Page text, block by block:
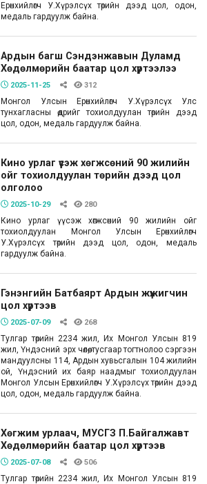
Ерөнхийлөгч У.Хүрэлсүх төрийн дээд цол, одон,
медаль гардуулж байна.
Ардын багш Сэндэнжавын Дуламд
Хөдөлмөрийн баатар цол хүртээлээ
2025-11-25 312
Монгол Улсын Ерөнхийлөгч У.Хүрэлсүх Улс
тунхагласны өдрийг тохиолдуулан төрийн дээд
цол, одон, медаль гардуулж байна.
Кино урлаг үүсэж хөгжсөний 90 жилийн
ойг тохиолдуулан төрийн дээд цол
олголоо
2025-10-29 280
Кино урлаг үүсэж хөгжсөний 90 жилийн ойг
тохиолдуулан Монгол Улсын Ерөнхийлөгч
У.Хүрэлсүх төрийн дээд цол, одон, медаль
гардуулж байна.
Гэнэнгийн Батбаярт Ардын жүжигчин
цол хүртээв
2025-07-09 268
Тулгар төрийн 2234 жил, Их Монгол Улсын 819
жил, Үндэсний эрх чөлөө, тусгаар тогтнолоо сэргээн
мандуулсны 114, Ардын хувьсгалын 104 жилийн
ой, Үндэсний их баяр наадмыг тохиолдуулан
Монгол Улсын Ерөнхийлөгч У.Хүрэлсүх төрийн дээд
цол, одон, медаль гардуулж байна.
Хөгжим урлаач, МУСГЗ П.Байгалжавт
Хөдөлмөрийн баатар цол хүртээв
2025-07-08 506
Тулгар төрийн 2234 жил, Их Монгол Улсын 819